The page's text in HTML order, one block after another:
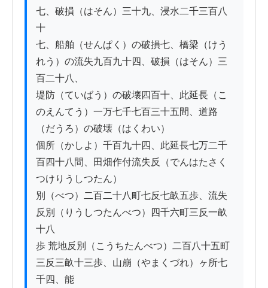
七、破損（はそん）三十九、浸水二千三百八
十
七、船舶（せんぱく）の破損七、橋梁（けう
れう）の流失九百九十四、破損（はそん）三
百二十八、
堤防（ていばう）の破壊四百十、此延長（こ
のえんてう）一万七千七百三十五間、道路
（だうろ）の破壊（はくわい）
個所（かしよ）千百九十四、此延長七万二千
百四十八間、田畑作付流失反（でんはたさく
つけりうしつたん）
別（べつ）二百二十八町七反七畝五歩、流失
反別（りうしつたんべつ）四千六町三反一畝
十八
歩 荒地反別（こうちたんべつ）二百八十五町
三反三畝十三歩、山崩（やまくづれ）ヶ所七
千四、能